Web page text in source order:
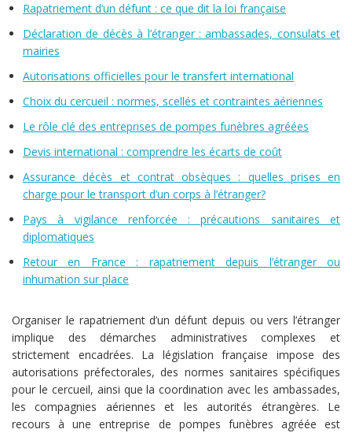
Rapatriement d’un défunt : ce que dit la loi française
Déclaration de décès à l’étranger : ambassades, consulats et
mairies
Autorisations officielles pour le transfert international
Choix du cercueil : normes, scellés et contraintes aériennes
Le rôle clé des entreprises de pompes funèbres agréées
Devis international : comprendre les écarts de coût
Assurance décès et contrat obsèques : quelles prises en
charge pour le transport d’un corps à l’étranger?
Pays à vigilance renforcée : précautions sanitaires et
diplomatiques
Retour en France : rapatriement depuis l’étranger ou
inhumation sur place
Organiser le rapatriement d’un défunt depuis ou vers l’étranger
implique des démarches administratives complexes et
strictement encadrées. La législation française impose des
autorisations préfectorales, des normes sanitaires spécifiques
pour le cercueil, ainsi que la coordination avec les ambassades,
les compagnies aériennes et les autorités étrangères. Le
recours à une entreprise de pompes funèbres agréée est